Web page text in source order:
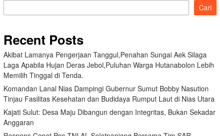
Cari
Recent Posts
Akibat Lamanya Pengerjaan Tanggul,Penahan Sungai Aek Silaga
Laga Apabila Hujan Deras Jebol,Puluhan Warga Hutanabolon Lebih
Memilih Tinggal di Tenda.
Komandan Lanal Nias Dampingi Gubernur Sumut Bobby Nasution
Tinjau Fasilitas Kesehatan dan Budidaya Rumput Laut di Nias Utara
Kajati Sulut: Desa Maju Dibangun dengan Integritas, Bukan Sekadar
Anggaran